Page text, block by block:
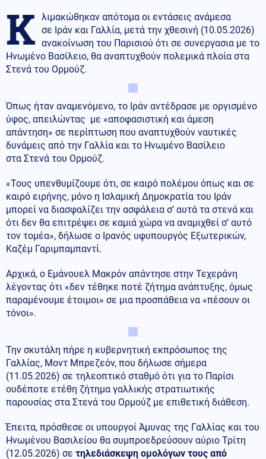
Κ λιμακώθηκαν απότομα οι εντάσεις ανάμεσα
σε Ιράν και Γαλλία, μετά την χθεσινή (10.05.2026)
ανακοίνωση του Παρισιού ότι σε συνεργασια με το
Ηνωμένο Βασίλειο, θα αναπτυχθούν πολεμικά πλοία στα
Στενά του Ορμούζ.
Όπως ήταν αναμενόμενο, το Ιράν αντέδρασε με οργισμένο
ύφος, απειλώντας με «αποφασιστική και άμεση
απάντηση» σε περίπτωση που αναπτυχθούν ναυτικές
δυνάμεις από την Γαλλία και το Ηνωμένο Βασίλειο
στα Στενά του Ορμούζ.
«Τους υπενθυμίζουμε ότι, σε καιρό πολέμου όπως και σε
καιρό ειρήνης, μόνο η Ισλαμική Δημοκρατία του Ιράν
μπορεί να διασφαλίζει την ασφάλεια σ’ αυτά τα στενά και
ότι δεν θα επιτρέψει σε καμιά χώρα να αναμιχθεί σ’ αυτό
τον τομέα», δήλωσε ο Ιρανός υφυπουργός Εξωτερικών,
Καζέμ Γαριμπαμπαντί.
Αρχικά, ο Εμάνουελ Μακρόν απάντησε στην Τεχεράνη
λέγοντας ότι «δεν τέθηκε ποτέ ζήτημα ανάπτυξης, όμως
παραμένουμε έτοιμοι» σε μια προσπάθεια να «πέσουν οι
τόνοι».
Την σκυτάλη πήρε η κυβερνητική εκπρόσωπος της
Γαλλίας, Μοντ Μπρεζεόν, που δήλωσε σήμερα
(11.05.2026) σε τηλεοπτικό σταθμό ότι για το Παρίσι
ουδέποτε ετέθη ζήτημα γαλλικής στρατιωτικής
παρουσίας στα Στενά του Ορμούζ με επιθετική διάθεση.
Έπειτα, πρόσθεσε οι υπουργοί Άμυνας της Γαλλίας και του
Ηνωμένου Βασιλείου θα συμπροεδρεύσουν αύριο Τρίτη
(12.05.2026) σε τηλεδιάσκεψη ομολόγων τους από